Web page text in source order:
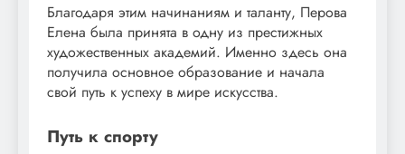
Благодаря этим начинаниям и таланту, Перова
Елена была принята в одну из престижных
художественных академий. Именно здесь она
получила основное образование и начала
свой путь к успеху в мире искусства.
Путь к спорту